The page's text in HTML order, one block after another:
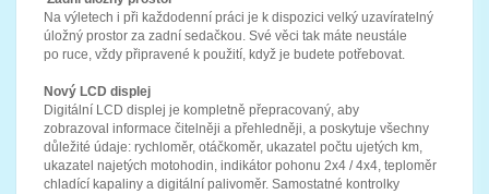
Na výletech i při každodenní práci je k dispozici velký uzavíratelný
úložný prostor za zadní sedačkou. Své věci tak máte neustále
po ruce, vždy připravené k použití, když je budete potřebovat.
Nový LCD displej
Digitální LCD displej je kompletně přepracovaný, aby
zobrazoval informace čitelněji a přehledněji, a poskytuje všechny
důležité údaje: rychloměr, otáčkoměr, ukazatel počtu ujetých km,
ukazatel najetých motohodin, indikátor pohonu 2x4 / 4x4, teploměr
chladící kapaliny a digitální palivoměr. Samostatné kontrolky